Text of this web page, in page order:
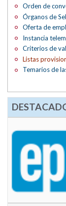
Orden de
Órganos de
Oferta de
Instancia
Criterios de
Listas
Temarios de